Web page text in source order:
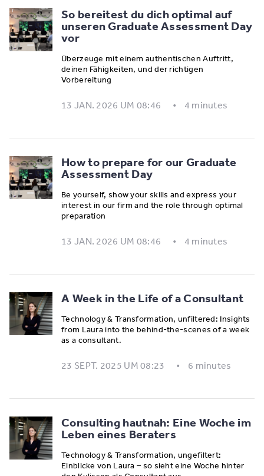
So bereitest du dich optimal auf
unseren Graduate Assessment Day
vor
Überzeuge mit einem authentischen Auftritt,
deinen Fähigkeiten, und der richtigen
Vorbereitung
13 JAN. 2026 UM 08:46 4 minutes
How to prepare for our Graduate
Assessment Day
Be yourself, show your skills and express your
interest in our firm and the role through optimal
preparation
13 JAN. 2026 UM 08:46 4 minutes
A Week in the Life of a Consultant
Technology & Transformation, unfiltered: Insights
from Laura into the behind-the-scenes of a week
as a consultant.
23 SEPT. 2025 UM 08:23 6 minutes
Consulting hautnah: Eine Woche im
Leben eines Beraters
Technology & Transformation, ungefiltert:
Einblicke von Laura – so sieht eine Woche hinter